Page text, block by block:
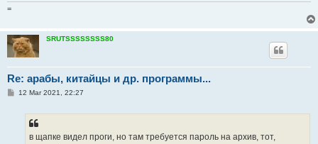
=
SRUTSSSSSSSS80
Re: арабы, китайцы и др. программы...
P12 Mar 2021, 22:27
в щапке видел проги, но там требуется пароль на архив, тот,